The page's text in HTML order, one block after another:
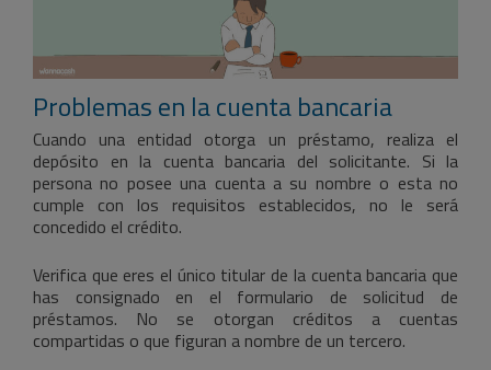
Problemas en la cuenta bancaria
Cuando una entidad otorga un préstamo, realiza el
depósito en la cuenta bancaria del solicitante. Si la
persona no posee una cuenta a su nombre o esta no
cumple con los requisitos establecidos, no le será
concedido el crédito.
Verifica que eres el único titular de la cuenta bancaria que
has consignado en el formulario de solicitud de
préstamos. No se otorgan créditos a cuentas
compartidas o que figuran a nombre de un tercero.